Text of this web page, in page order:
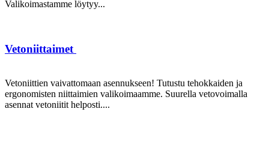
Valikoimastamme löytyy...
Vetoniittaimet
Vetoniittien vaivattomaan asennukseen! Tutustu tehokkaiden ja
ergonomisten niittaimien valikoimaamme. Suurella vetovoimalla
asennat vetoniitit helposti....